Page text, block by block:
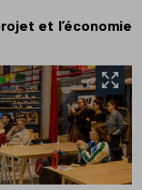
et l’économie